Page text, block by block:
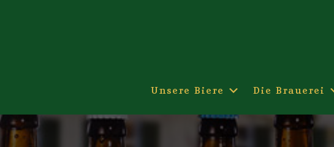
Unsere Biere Die Brauerei